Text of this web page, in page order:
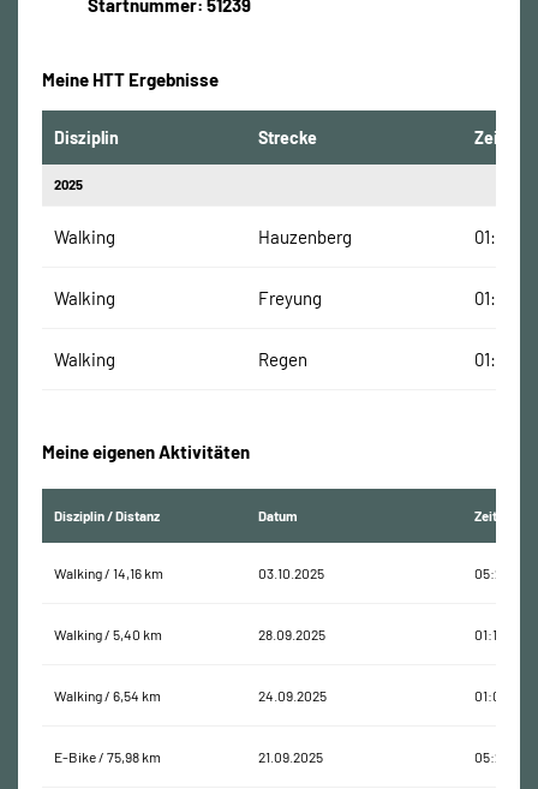
Startnummer: 51239
Meine HTT Ergebnisse
Disziplin Strecke Zeit
2025
Walking Hauzenberg
Walking Freyung
Walking Regen
Meine eigenen Aktivitäten
Disziplin / Distanz Datum Zeit
Walking / 14,16 km 03.10.2025 05:20:02
Walking / 5,40 km 28.09.2025 01:11:47
Walking / 6,54 km 24.09.2025 01:00:43
E-Bike / 75,98 km 21.09.2025 05:29:52